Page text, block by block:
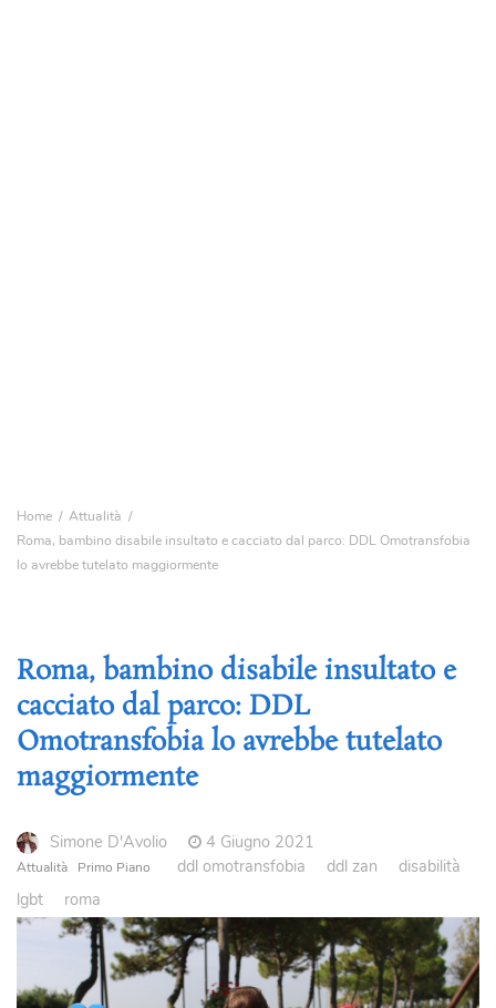
Home
Attualità
Roma, bambino disabile insultato e cacciato dal parco: DDL Omotransfobia
lo avrebbe tutelato maggiormente
Roma, bambino disabile insultato e
cacciato dal parco: DDL
Omotransfobia lo avrebbe tutelato
maggiormente
Simone D'Avolio 4 Giugno 2021
Attualità Primo Piano ddl omotransfobia ddl zan
disabilità
lgbt
roma